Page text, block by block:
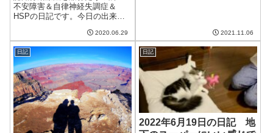
不安障害＆自律神経失調症＆
HSPの日記です。今日の出来事
にはやむらしいが、蒸し暑い。
明日は晴れらしいがしばらくは
雨が続くようで憂鬱。昨日よく
眠れなかったせいか調子が悪か
ったので、ベルソ...
2020.06.29 2021.11.06
日記 日記
2022年6月19日の日記 地